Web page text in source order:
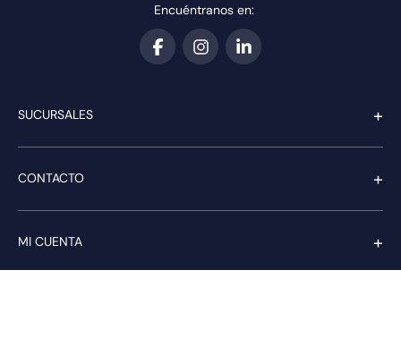
Encuéntranos en:
SUCURSALES +
CONTACTO +
MI CUENTA +